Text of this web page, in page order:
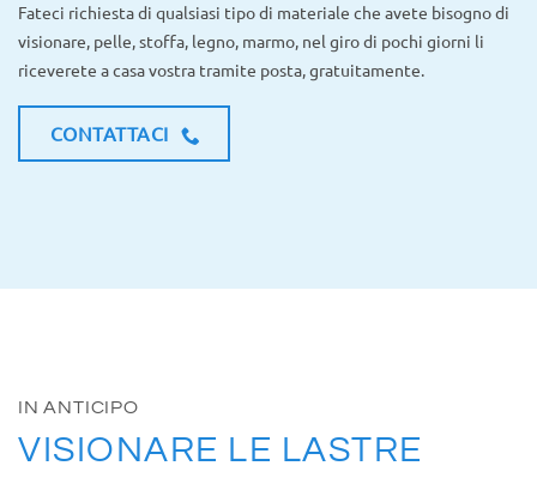
Fateci richiesta di qualsiasi tipo di materiale che avete bisogno di
visionare, pelle, stoffa, legno, marmo, nel giro di pochi giorni li
riceverete a casa vostra tramite posta, gratuitamente.
CONTATTACI
IN ANTICIPO
VISIONARE LE LASTRE